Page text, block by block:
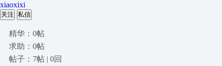
xiaoxixi
关注 私信
精华：0帖
求助：0帖
帖子：7帖 | 0回